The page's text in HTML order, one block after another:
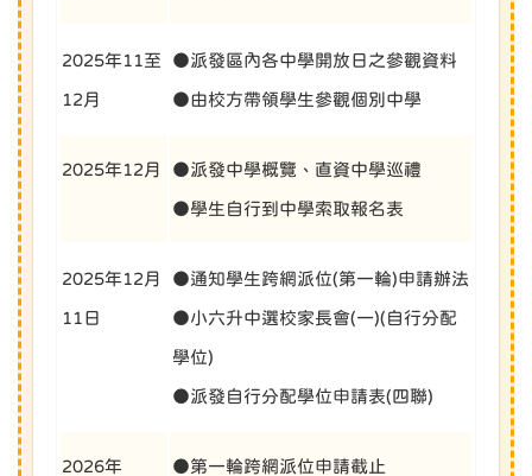
2025年11至
12月
●派發區內各中學開放日之參觀資料
●由校方帶領學生參觀個別中學
2025年12月 ●派發中學概覽、直資中學巡禮
●學生自行到中學索取報名表
2025年12月
11日
●通知學生跨網派位(第一輪)申請辦法
●小六升中選校家長會(一)(自行分配
學位)
●派發自行分配學位申請表(四聯)
2026年 ●第一輪跨網派位申請截止